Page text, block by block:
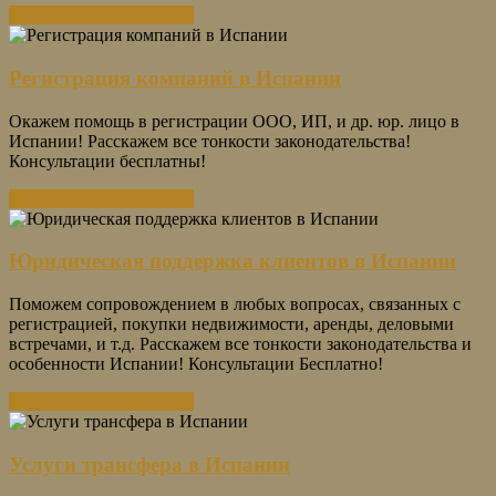
Регистрация компаний в Испании
Окажем помощь в регистрации ООО, ИП, и др. юр. лицо в
Испании! Расскажем все тонкости законодательства!
Консультации бесплатны!
Юридическая поддержка клиентов в Испании
Поможем сопровождением в любых вопросах, связанных с
регистрацией, покупки недвижимости, аренды, деловыми
встречами, и т.д. Расскажем все тонкости законодательства и
особенности Испании! Консультации Бесплатно!
Услуги трансфера в Испании